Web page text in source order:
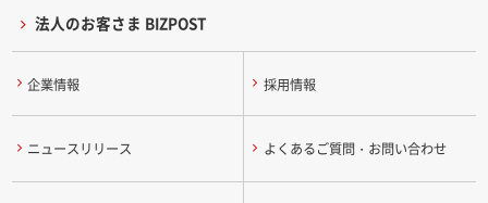
法人のお客さま BIZPOST
企業情報 採用情報
ニュースリリース よくあるご質問・お問い合わせ